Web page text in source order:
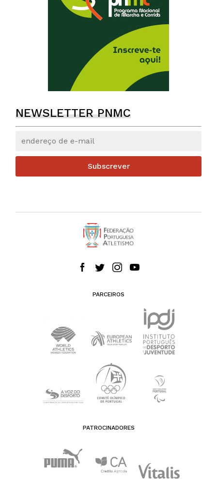
NEWSLETTER PNMC
Subscrever
PARCEIROS
PATROCINADORES